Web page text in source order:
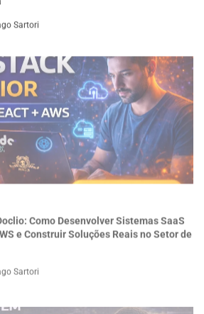
Sartori
e Construir Soluções Reais no Setor de